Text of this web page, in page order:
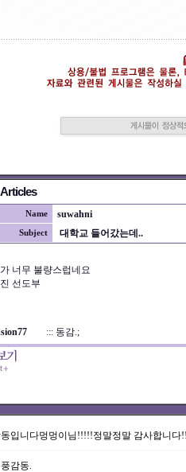
Articles
Name suwahni
Subject 대학교 들어갔는데..
너무 불량스럽네요
선도부
::: 동감.;
동입니다멍멍이님!!!!!정말정말 감사합니
감동.